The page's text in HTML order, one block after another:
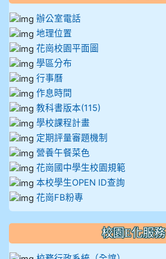
辦公室電話
地理位置
花崗校園平面圖
學區分布
行事曆
作息時間
教科書版本(115)
學校課程計畫
定期評量審題機制
營養午餐菜色
花崗國中學生校園規範
本校學生OPEN ID查詢
花崗FB粉專
校園E化服務